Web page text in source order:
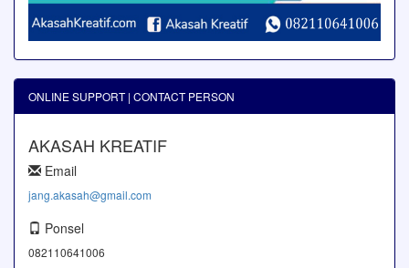
ONLINE SUPPORT | CONTACT PERSON
AKASAH KREATIF
Email
jang.akasah@gmail.com
Ponsel
082110641006